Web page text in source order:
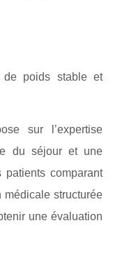
de poids stable et
sur l’expertise
du séjour et une
comparant
médicale structurée
une évaluation